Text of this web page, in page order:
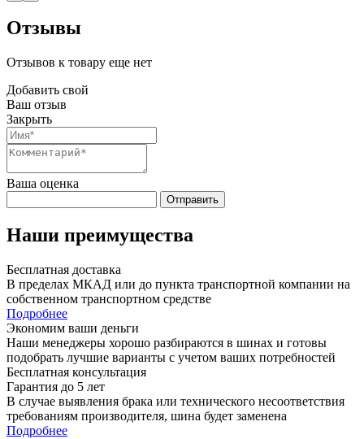
Отзывы
Отзывов к товару еще нет
Добавить свой
Ваш отзыв
Закрыть
Ваша оценка
Отправить
Наши преимущества
Бесплатная доставка
В пределах МКАД или до пункта транспортной компании на
собственном транспортном средстве
Подробнее
Экономим ваши деньги
Наши менеджеры хорошо разбираются в шинах и готовы
подобрать лучшие варианты с учетом ваших потребностей
Бесплатная консультация
Гарантия до 5 лет
В случае выявления брака или технического несоответствия
требованиям производителя, шина будет заменена
Подробнее